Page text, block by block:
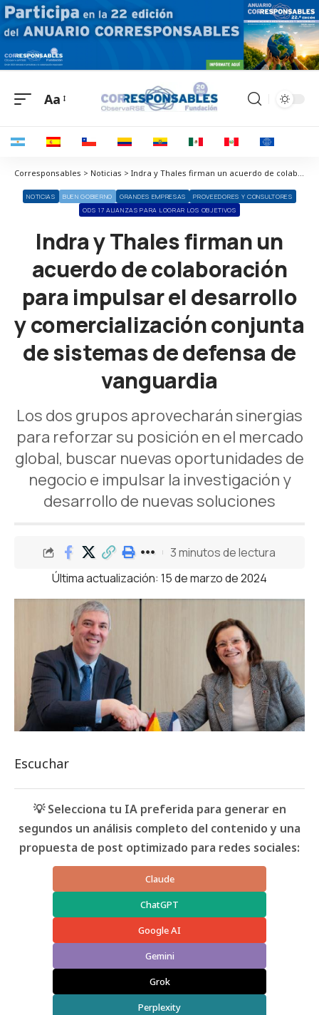
Aa
Corresponsables > Noticias > Indra y Thales firman un acuerdo de colaboración para impulsar el desarrollo y comercialización conjunta de sistemas de defensa de vanguardia
NOTICIAS BUEN GOBIERNO GRANDES EMPRESAS
PROVEEDORES Y CONSULTORES
ODS 17 ALIANZAS PARA LOGRAR LOS OBJETIVOS
Indra y Thales firman un
acuerdo de colaboración
para impulsar el desarrollo
y comercialización conjunta
de sistemas de defensa de
vanguardia
Los dos grupos aprovecharán sinergias
para reforzar su posición en el mercado
global, buscar nuevas oportunidades de
negocio e impulsar la investigación y
desarrollo de nuevas soluciones
Última actualización: 15 de marzo de 2024
3 minutos de lectura
Escuchar
💡 Selecciona tu IA preferida para generar en
segundos un análisis completo del contenido y una
propuesta de post optimizado para redes sociales:
Claude
ChatGPT
Google AI
Gemini
Grok
Perplexity